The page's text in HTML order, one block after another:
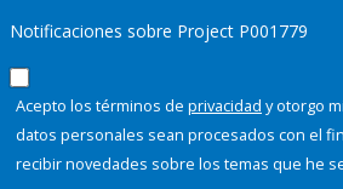
Notificaciones sobre Project P001779
Acepto los términos de privacidad y otorgo
datos personales sean procesados con el
recibir novedades sobre los temas que he